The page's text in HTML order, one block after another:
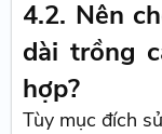
4.2. Nên
dài trồng
hợp?
Tùy mục đích